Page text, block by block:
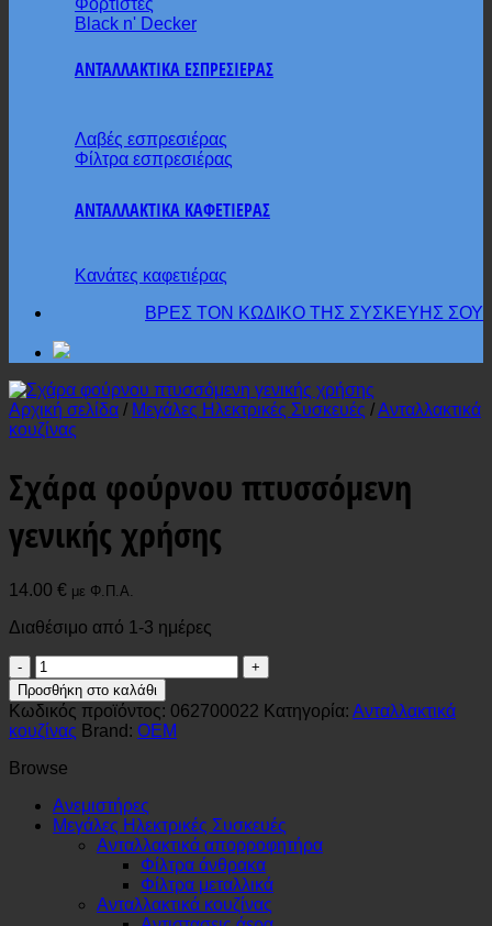
Black n' Decker
ΑΝΤΑΛΛΑΚΤΙΚΑ ΕΣΠΡΕΣΙΕΡΑΣ
Λαβές εσπρεσιέρας
Φίλτρα εσπρεσιέρας
ΑΝΤΑΛΛΑΚΤΙΚΑ ΚΑΦΕΤΙΕΡΑΣ
Κανάτες καφετιέρας
ΒΡΕΣ ΤΟΝ ΚΩΔΙΚΟ ΤΗΣ ΣΥΣΚΕΥΗΣ ΣΟΥ
Αρχική σελίδα / Μεγάλες Ηλεκτρικές Συσκευές /Ανταλλακτικά
κουζίνας
Σχάρα φούρνου πτυσσόμενη
γενικής χρήσης
14.00 € με Φ.Π.Α.
Διαθέσιμο από 1-3 ημέρες
Σχάρα
φούρνου
πτυσσόμενη
γενικής
χρήσης
ποσότητα
Προσθήκη στο καλάθι
Κωδικός προϊόντος: 062700022 Κατηγορία: Ανταλλακτικά
κουζίνας Brand: OEM
Browse
Ανεμιστήρες
Μεγάλες Ηλεκτρικές Συσκευές
Ανταλλακτικά απορροφητήρα
Φίλτρα άνθρακα
Φίλτρα μεταλλικά
Ανταλλακτικά κουζίνας